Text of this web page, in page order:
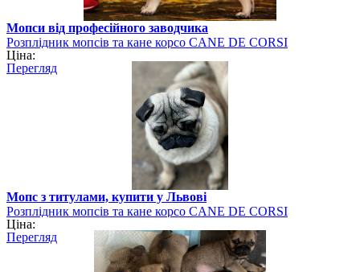
Мопси від професійного заводчика
Розплідник мопсів та кане корсо CANE DE CORSI
Ціна:
Перегляд
Мопс з титулами, купити у Львові
Розплідник мопсів та кане корсо CANE DE CORSI
Ціна:
Перегляд